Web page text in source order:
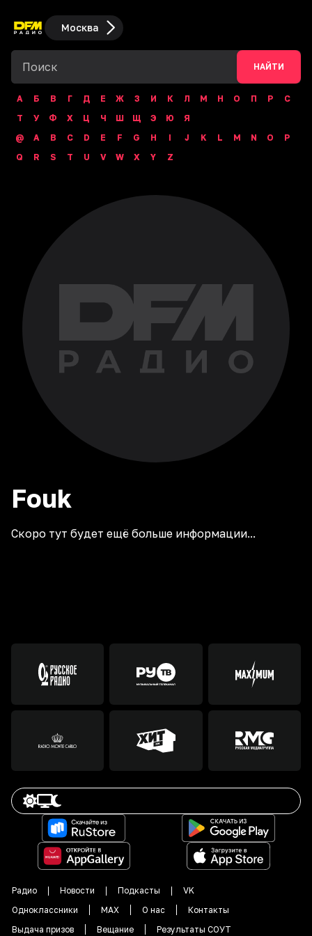
Москва
НАЙТИ
А Б В Г Д Е Ж З И К Л М Н О П Р
С
Т
У Ф Х Ц Ч Ш Щ Э Ю
Я
@
A B C D E F G H I J K L M N O
P
Q
R S T U V W X Y Z
Fouk
Скоро тут будет ещё больше информации...
Радио Новости Подкасты
VK
Одноклассники
MAX О нас
Контакты
Выдача призов
Вещание Результаты СОУТ